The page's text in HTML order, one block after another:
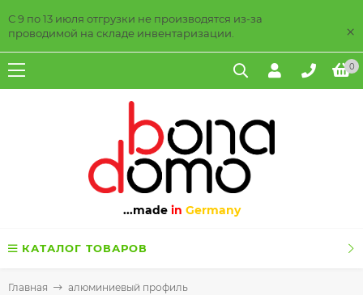
С 9 по 13 июля отгрузки не производятся из-за
проводимой на складе инвентаризации.
×
0
...made in Germany
КАТАЛОГ ТОВАРОВ
Главная алюминиевый профиль